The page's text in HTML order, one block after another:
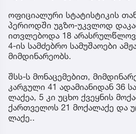
ოფიციალური სტატისტიკის
პერიოდში უგზო-უკვლოდ
ითვლებოდა 18
4-ის სამძებრო სამუშაოები
მიმდინარეობს.
შსს-ს მო­ნა­ცე­მე­ბით,
კარ­გუ­ლი 41 ადა­მი­ა­ნი­დან 36
ლა­ქეა, 5 კი უცხო ქვეყ­ნის
ქარ­თვე­ლოს 21 მო­ქა­ლა­ქე და
ლა­ქე..